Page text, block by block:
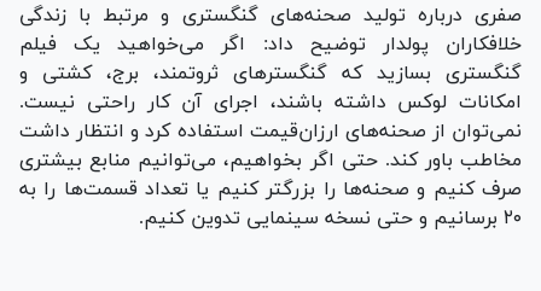
صفری درباره تولید صحنه‌های گنگستری و مرتبط با زندگی
خلافکاران پولدار توضیح داد: اگر می‌خواهید یک فیلم
گنگستری بسازید که گنگسترهای ثروتمند، برج، کشتی و
امکانات لوکس داشته باشند، اجرای آن کار راحتی نیست.
نمی‌توان از صحنه‌های ارزان‌قیمت استفاده کرد و انتظار داشت
مخاطب باور کند. حتی اگر بخواهیم، می‌توانیم منابع بیشتری
صرف کنیم و صحنه‌ها را بزرگتر کنیم یا تعداد قسمت‌ها را به
۲۰ برسانیم و حتی نسخه سینمایی تدوین کنیم.